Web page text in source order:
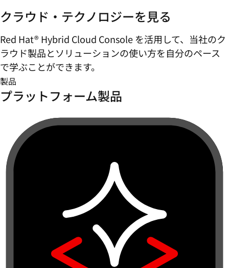
クラウド・テクノロジーを見る
Red Hat® Hybrid Cloud Console を活用して、当社のク
ラウド製品とソリューションの使い方を自分のペース
で学ぶことができます。
製品
プラットフォーム製品